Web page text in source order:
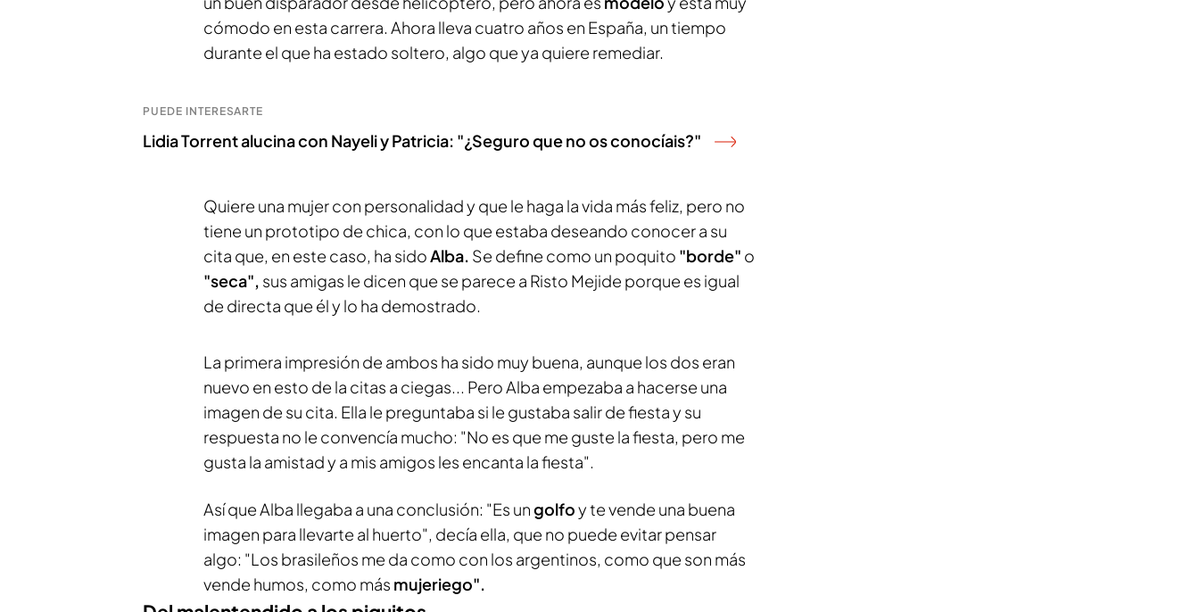
cómodo en esta carrera. Ahora lleva cuatro años en España, un tiempo
durante el que ha estado soltero, algo que ya quiere remediar.
PUEDE INTERESARTE
Lidia Torrent alucina con Nayeli y Patricia: "¿Seguro que no os conocíais?"
Quiere una mujer con personalidad y que le haga la vida más feliz, pero no
tiene un prototipo de chica, con lo que estaba deseando conocer a su
cita que, en este caso, ha sidoAlba. Se define como un poquito "borde" o
"seca", sus amigas le dicen que se parece a Risto Mejide porque es igual
de directa que él y lo ha demostrado.
La primera impresión de ambos ha sido muy buena, aunque los dos eran
nuevo en esto de la citas a ciegas... Pero Alba empezaba a hacerse una
imagen de su cita. Ella le preguntaba si le gustaba salir de fiesta y su
respuesta no le convencía mucho: "No es que me guste la fiesta, pero me
gusta la amistad y a mis amigos les encanta la fiesta".
Así que Alba llegaba a una conclusión: "Es ungolfoy te vende una buena
imagen para llevarte al huerto", decía ella, que no puede evitar pensar
algo: "Los brasileños me da como con los argentinos, como que son más
vende humos, como más mujeriego".